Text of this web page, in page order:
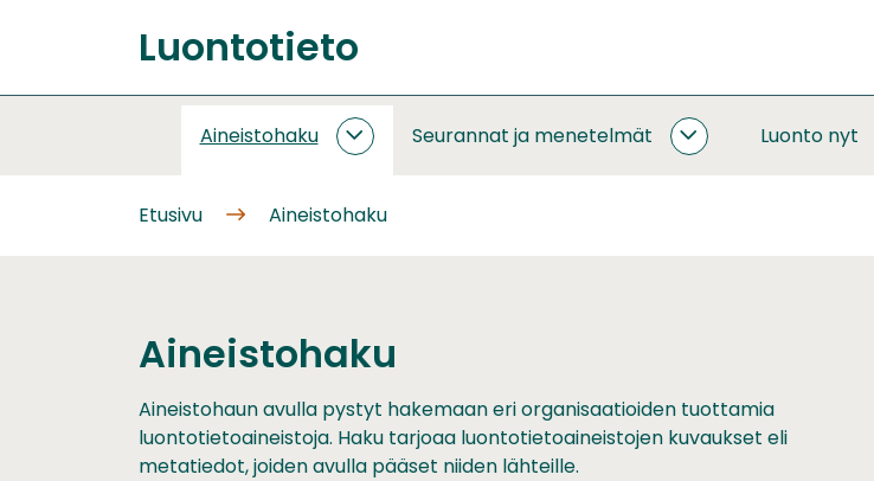
sisältöön
Etusivu
Luontotieto
Aineistohaku
AINEISTOHAKU
Seurannat ja menetelmät
SEURANNATLuonto nyt
Etusivu Aineistohaku
Aineistohaku
Aineistohaun avulla pystyt hakemaan eri organisaatioiden tuottamia
luontotietoaineistoja. Haku tarjoaa luontotietoaineistojen kuvaukset eli
metatiedot, joiden avulla pääset niiden lähteille.